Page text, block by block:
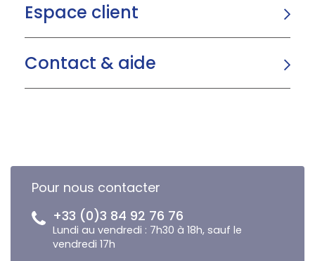
Espace client
Contact & aide
Pour nous contacter
+33 (0)3 84 92 76 76
Lundi au vendredi : 7h30 à 18h, sauf le
vendredi 17h